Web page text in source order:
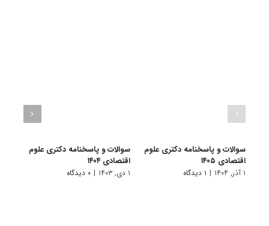
سوالات و پاسخنامه دکتری علوم
اقتصادی ۱۴۰۵
۱ آذر, ۱۴۰۴ | ۱ دیدگاه
سوالات و پاسخنامه دکتری علوم
اقتصادی ۱۴۰۴
۱ دی, ۱۴۰۳ | ۰ دیدگاه